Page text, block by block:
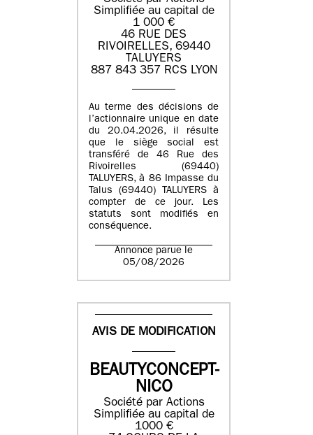
Simplifiée au capital de
1 000 €
46 RUE DES
RIVOIRELLES, 69440
TALUYERS
887 843 357 RCS LYON
Au terme des décisions de
l’actionnaire unique en date
du 20.04.2026, il résulte
que le siège social est
transféré de 46 Rue des
Rivoirelles (69440)
TALUYERS, à 86 Impasse du
Talus (69440) TALUYERS à
compter de ce jour. Les
statuts sont modifiés en
conséquence.
Annonce parue le
05/08/2026
AVIS DE MODIFICATION
BEAUTYCONCEPT-
NICO
Société par Actions
Simplifiée au capital de
1000 €